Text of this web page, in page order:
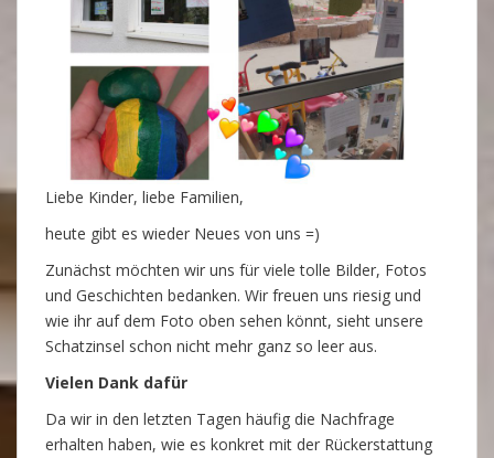
Liebe Kinder, liebe Familien,
heute gibt es wieder Neues von uns =)
Zunächst möchten wir uns für viele tolle Bilder, Fotos
und Geschichten bedanken. Wir freuen uns riesig und
wie ihr auf dem Foto oben sehen könnt, sieht unsere
Schatzinsel schon nicht mehr ganz so leer aus.
Vielen Dank dafür
Da wir in den letzten Tagen häufig die Nachfrage
erhalten haben, wie es konkret mit der Rückerstattung